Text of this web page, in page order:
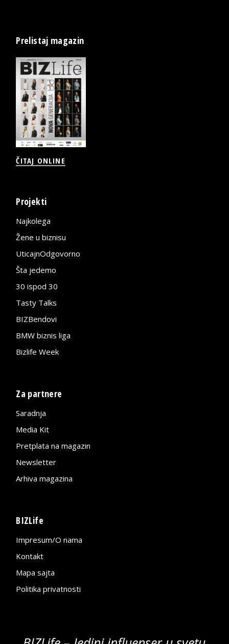
Prelistaj magazin
ČITAJ ONLINE
Projekti
Najkolega
Žene u biznisu
UticajnOdgovorno
Šta jedemo
30 ispod 30
Tasty Talks
BIZBendovi
BMW biznis liga
Bizlife Week
Za partnere
Saradnja
Media Kit
Pretplata na magazin
Newsletter
Arhiva magazina
BIZLife
Impresum/O nama
Kontakt
Mapa sajta
Politika privatnosti